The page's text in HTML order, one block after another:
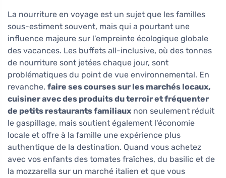
La nourriture en voyage est un sujet que les familles
sous-estiment souvent, mais qui a pourtant une
influence majeure sur l'empreinte écologique globale
des vacances. Les buffets all-inclusive, où des tonnes
de nourriture sont jetées chaque jour, sont
problématiques du point de vue environnemental. En
revanche, faire ses courses sur les marchés locaux,
cuisiner avec des produits du terroir et fréquenter
de petits restaurants familiaux non seulement réduit
le gaspillage, mais soutient également l'économie
locale et offre à la famille une expérience plus
authentique de la destination. Quand vous achetez
avec vos enfants des tomates fraîches, du basilic et de
la mozzarella sur un marché italien et que vous